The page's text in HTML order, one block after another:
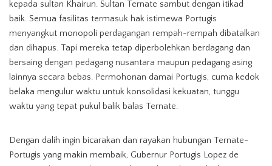
kepada sultan Khairun. Sultan Ternate sambut dengan itikad
baik. Semua fasilitas termasuk hak istimewa Portugis
menyangkut monopoli perdagangan rempah-rempah dibatalkan
dan dihapus. Tapi mereka tetap diperbolehkan berdagang dan
bersaing dengan pedagang nusantara maupun pedagang asing
lainnya secara bebas. Permohonan damai Portugis, cuma kedok
belaka mengulur waktu untuk konsolidasi kekuatan, tunggu
waktu yang tepat pukul balik balas Ternate.
Dengan dalih ingin bicarakan dan rayakan hubungan Ternate-
Portugis yang makin membaik, Gubernur Portugis Lopez de